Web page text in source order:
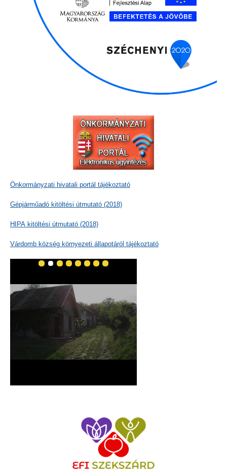
Önkormányzati hivatali portál tájékoztató
Gépjárműadó kitöltési útmutató (2018)
HIPA kitöltési útmutató (2018)
Várdomb község környezeti állapotáról tájékoztató